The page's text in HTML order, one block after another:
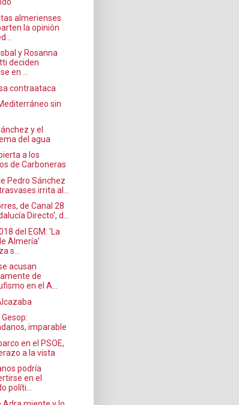
almerienses
la opinión
y Rosanna
deciden
en ...
contraataca
sin
y el
del agua
a los
de Carboneras
Pedro Sánchez
irrita al...
de Canal 28
Directo', d...
del EGM: 'La
Almería'
s...
acusan
de
en el A...
imparable
en el PSOE,
a la vista
podría
en el
políti...